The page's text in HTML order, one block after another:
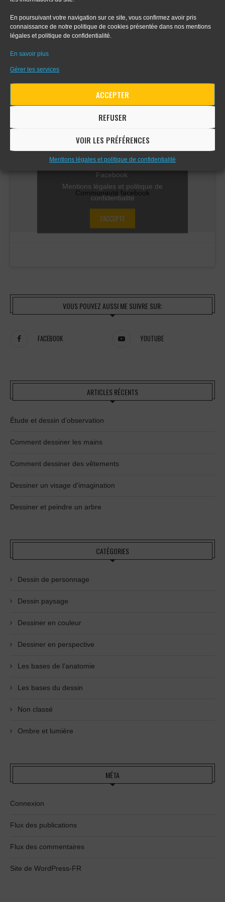
En poursuivant votre navigation sur ce site, vous confirmez avoir pris
connaissance de notre politique de cookies présentée dans nos mentions
légales et politique de confidentialité.
En savoir plus
Gérer les services
ACCEPTER
REFUSER
VOIR LES PRÉFÉRENCES
Mentions légales et politique de confidentialité
- Apprendre le digital painting
COMMUNAUTÉ FACEBOOK
Communauté facebook
Cliquez sur « J’accepte » pour activer
Facebook
Mentions légales et politique de
confidentialité
J’ACCEPTE
VOUS POUVEZ AUSSI ME SUIVRE SUR:
FACEBOOK YOUTUBE
ARTICLES RÉCENTS
Étude et dessin d’observation
Comment dessiner les mains
Comment dessiner des vêtements
Dessiner un visage d’imagination
Dessiner et peindre un arbre
CATÉGORIES
Dessin de personnage
Dessin paysage
Dessiner en couleur
Dessiner en perspective
Les bases de l'anatomie
Les bases du dessin
Non classé
Ombre et lumière
MÉTA
Connexion
Flux des publications
Flux des commentaires
Site de WordPress-FR